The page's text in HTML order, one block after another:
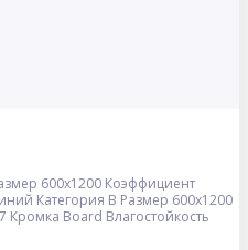
600x1200 Коэффициент
Категория B Размер 600x1200
Кромка Board Влагостойкость